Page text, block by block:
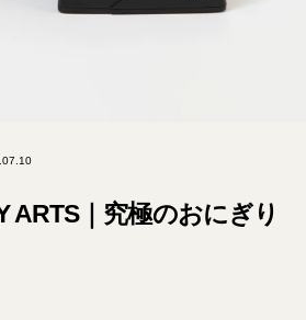
ARTS｜究極のおにぎり